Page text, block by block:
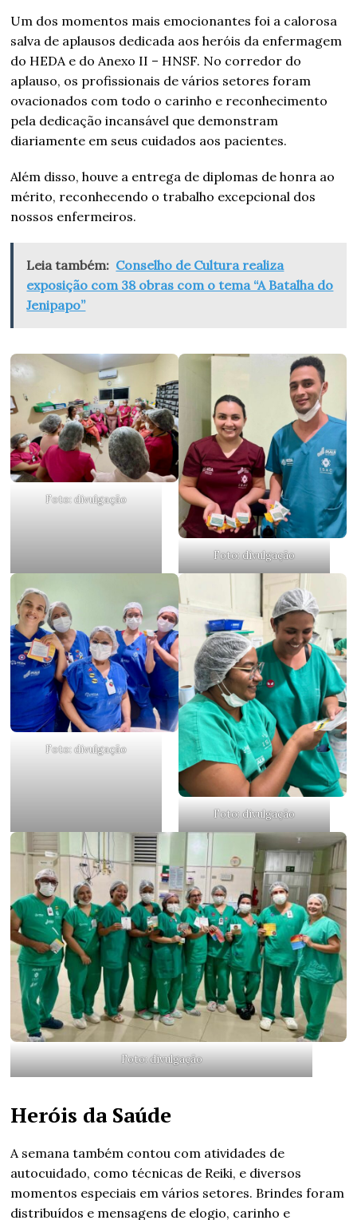
Um dos momentos mais emocionantes foi a calorosa
salva de aplausos dedicada aos heróis da enfermagem
do HEDA e do Anexo II – HNSF. No corredor do
aplauso, os profissionais de vários setores foram
ovacionados com todo o carinho e reconhecimento
pela dedicação incansável que demonstram
diariamente em seus cuidados aos pacientes.
Além disso, houve a entrega de diplomas de honra ao
mérito, reconhecendo o trabalho excepcional dos
nossos enfermeiros.
Leia também: Conselho de Cultura realiza
exposição com 38 obras com o tema “A Batalha do
Jenipapo”
Foto: divulgação
Foto: divulgação
Foto: divulgação
Foto: divulgação
Foto: divulgação
Heróis da Saúde
A semana também contou com atividades de
autocuidado, como técnicas de Reiki, e diversos
momentos especiais em vários setores. Brindes foram
distribuídos e mensagens de elogio, carinho e